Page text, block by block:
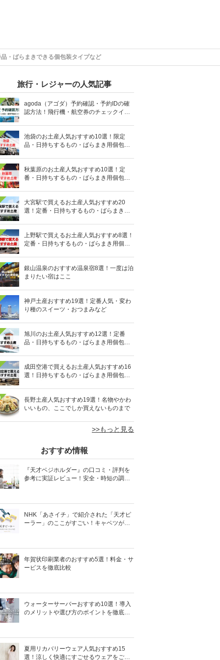
・ばらまきできる個包装タイプなど
旅行・レジャーの人気記事
agoda（アゴダ）予約確認・予約IDの確
認方法！飛行機・航空券のチェックイン
池袋のお土産人気おすすめ10選！限定
品・日持ちするもの・ばらまき用個包装
秋葉原のお土産人気おすすめ10選！定
番・日持ちするもの・ばらまき用個包装
大宮駅で買えるお土産人気おすすめ20
選！定番・日持ちするもの・ばらまき用
上野駅で買えるお土産人気おすすめ8選！
定番・日持ちするもの・ばらまき用個包
銀山温泉のおすすめ温泉宿8選！一度は泊
まりたい宿はここ
神戸土産おすすめ19選！定番人気・変わ
り種のスイーツ・おつまみなど
旭川のお土産人気おすすめ12選！定番
品・日持ちするもの・ばらまき用個包装
成田空港で買えるお土産人気おすすめ16
選！日持ちするもの・ばらまき用個包装
長野土産人気おすすめ19選！名物やかわ
いいもの、ここでしか買えないものまで
>>もっと見る
おすすめ情報
『天才ベジホルダー』の口コミ・評判を
参考に実証レビュー！安全・時短の調理
NHK「あさイチ」で紹介された「天才ピ
ーラー」のここがすごい！キャベツがほ
年賀状印刷業者のおすすめ5選！料金・サ
ービスを徹底比較
ウォーターサーバーおすすめ10選！導入
のメリットや選び方のポイントを徹底解
夏用リカバリーウェア人気おすすめ15
選！涼しく快適にすごせるウェアをご紹